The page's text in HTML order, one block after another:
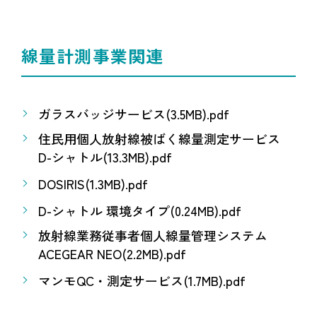
線量計測事業関連
ガラスバッジサービス(3.5MB).pdf
住民用個人放射線被ばく線量測定サービス
D-シャトル(13.3MB).pdf
DOSIRIS(1.3MB).pdf
D-シャトル 環境タイプ(0.24MB).pdf
放射線業務従事者個人線量管理システム
ACEGEAR NEO(2.2MB).pdf
マンモQC・測定サービス(1.7MB).pdf